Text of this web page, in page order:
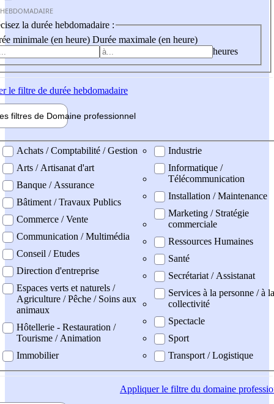
la durée hebdomadaire :
minimale (en heure) Durée maximale (en heure)
heures
le filtre de durée hebdomadaire
filtres de Domaine professionnel
professionel
Achats / Comptabilité / Gestion
Arts / Artisanat d'art
Banque / Assurance
Bâtiment / Travaux Publics
Commerce / Vente
Communication / Multimédia
Conseil / Etudes
Direction d'entreprise
Espaces verts et naturels /
Agriculture / Pêche / Soins aux
animaux
Hôtellerie - Restauration /
Tourisme / Animation
Immobilier
Industrie
Informatique /
Télécommunication
Installation / Maintenance
Marketing / Stratégie
commerciale
Ressources Humaines
Santé
Secrétariat / Assistanat
Services à la personne / à la
collectivité
Spectacle
Sport
Transport / Logistique
Appliquerle filtre du domaine